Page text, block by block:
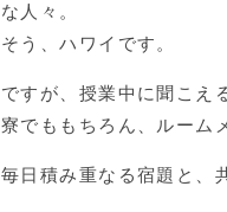
な人々。
そう、ハワイです。
ですが、授業中に聞こえ
寮でももちろん、ルーム
毎日積み重なる宿題と、